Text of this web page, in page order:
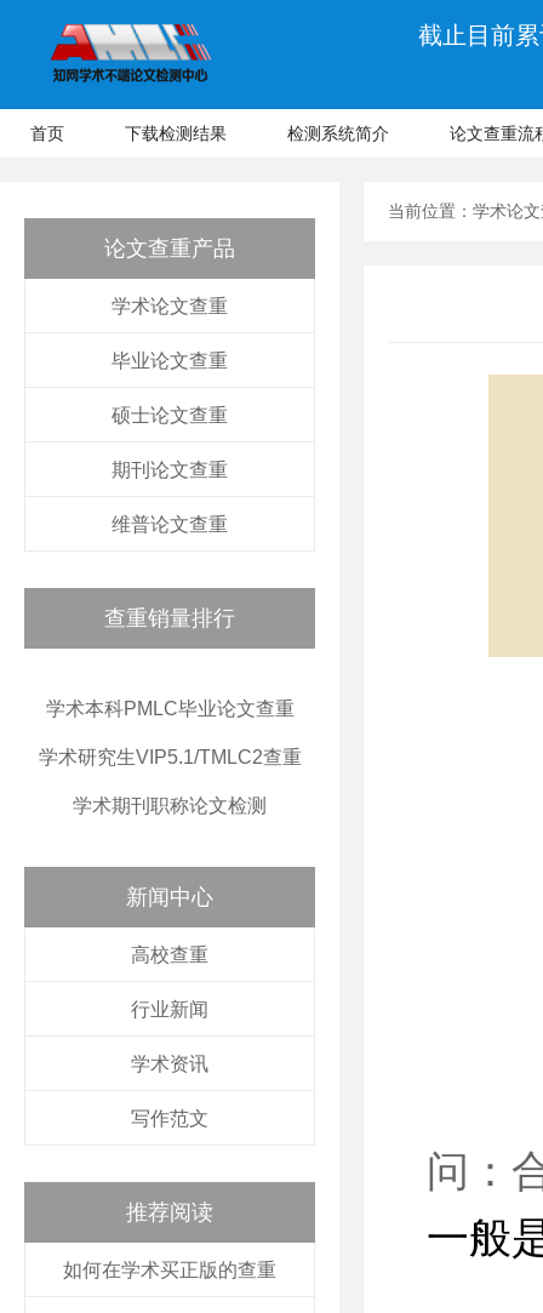
截止目前
首页 下载检测结果 检测系统简介 论文查重流
论文查重产品
学术论文查重
毕业论文查重
硕士论文查重
期刊论文查重
维普论文查重
查重销量排行
学术本科PMLC毕业论文查重
学术研究生VIP5.1/TMLC2查重
学术期刊职称论文检测
新闻中心
高校查重
行业新闻
学术资讯
写作范文
推荐阅读
如何在学术买正版的查重
当前位置： 学术论
问：
一般